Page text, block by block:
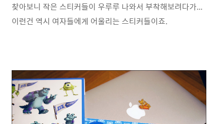
찾아보니 작은 스티커들이 우루루 나와서 부착해보려다가...
이런건 역시 여자들에게 어울리는 스티커들이죠.